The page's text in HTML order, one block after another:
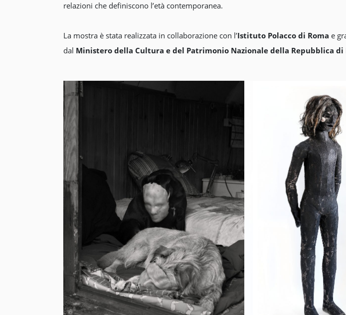
relazioni che definiscono l’età contemporanea.
La mostra è stata realizzata in collaborazione con l’Istituto Polacco di Roma e
dal Ministero della Cultura e del Patrimonio Nazionale della Repubblica di